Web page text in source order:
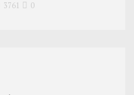
3761 0